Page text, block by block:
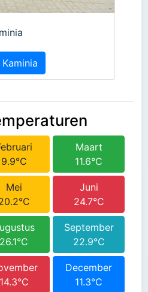
9.9°C
Maart
11.6°C
Mei
Juni
24.7°C
26.1°C
September
22.9°C
14.3°C
December
11.3°C